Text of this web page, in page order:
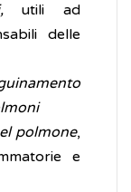
utili ad
delle
polmone,
e